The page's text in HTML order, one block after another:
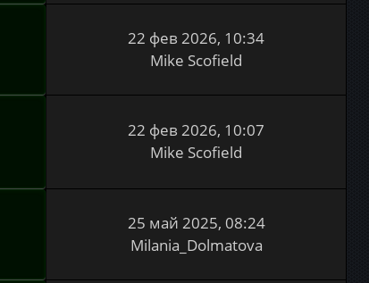
22 фев 2026, 10:34
Mike Scofield
22 фев 2026, 10:07
Mike Scofield
25 май 2025, 08:24
Milania_Dolmatova